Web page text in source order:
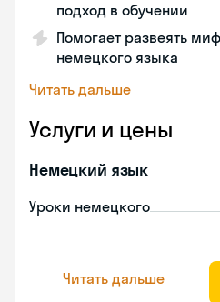
подход в обучении
Помогает развеять
немецкого языка
Читать дальше
Услуги и цены
Немецкий язык
Уроки немецкого
Читать дальше